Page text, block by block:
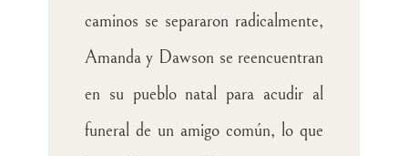
caminos se separaron radicalmente,
Amanda y Dawson se reencuentran
en su pueblo natal para acudir al
funeral de un amigo común, lo que